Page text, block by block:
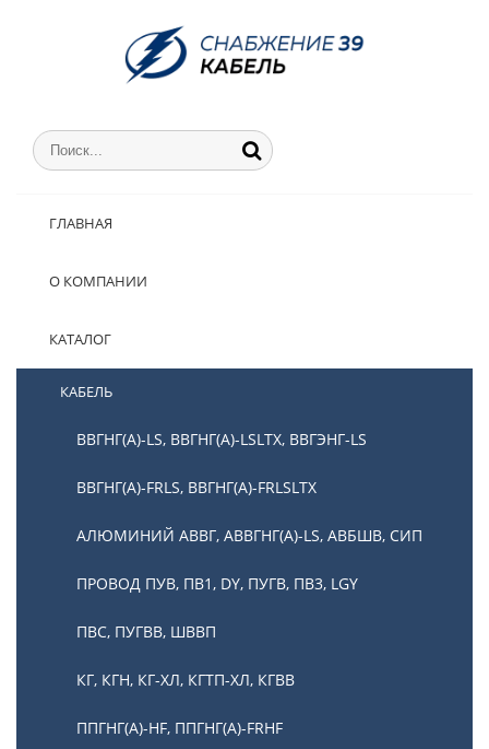
ГЛАВНАЯ
О КОМПАНИИ
КАТАЛОГ
КАБЕЛЬ
ВВГНГ(А)-LS, ВВГНГ(А)-LSLTX, ВВГЭНГ-LS
ВВГНГ(А)-FRLS, ВВГНГ(А)-FRLSLTX
АЛЮМИНИЙ АВВГ, АВВГНГ(А)-LS, АВБШВ, СИП
ПРОВОД ПУВ, ПВ1, DY, ПУГВ, ПВ3, LGY
ПВС, ПУГВВ, ШВВП
КГ, КГН, КГ-ХЛ, КГТП-ХЛ, КГВВ
ППГНГ(А)-HF, ППГНГ(А)-FRHF